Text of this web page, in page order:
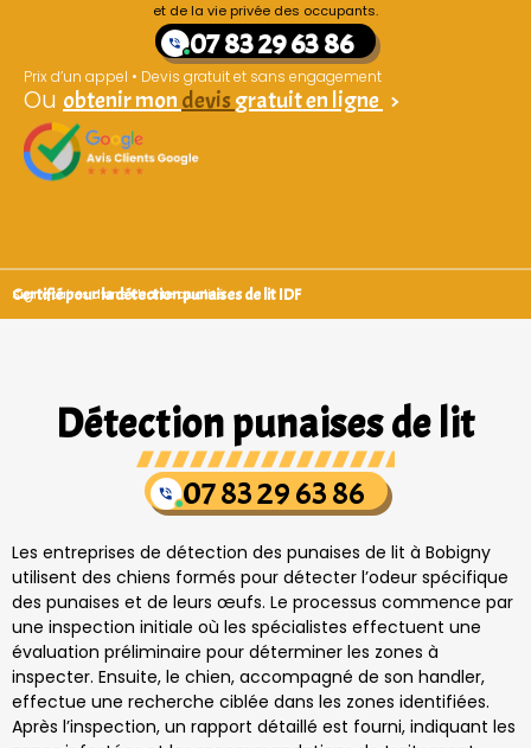
et de la vie privée des occupants.
07 83 29 63 86
Prix d’un appel • Devis gratuit et sans engagement
Ou obtenir mon devis gratuit en ligne >
Certifié pour la détection punaises de lit IDF
Signataires d’une charte qualité
Détection punaises de lit
07 83 29 63 86
Les entreprises de détection des punaises de lit à Bobigny
utilisent des chiens formés pour détecter l’odeur spécifique
des punaises et de leurs œufs. Le processus commence par
une inspection initiale où les spécialistes effectuent une
évaluation préliminaire pour déterminer les zones à
inspecter. Ensuite, le chien, accompagné de son handler,
effectue une recherche ciblée dans les zones identifiées.
Après l’inspection, un rapport détaillé est fourni, indiquant les